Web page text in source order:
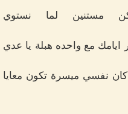
مستنين لما نستوي
مع واحده هبلة يا عدي
نفسي ميسرة تكون معايا